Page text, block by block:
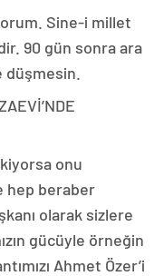
Sine-i millet
90 gün sonra ara
onu
hep beraber
olarak sizlere
gücüyle örneğin
Ahmet Özer’i